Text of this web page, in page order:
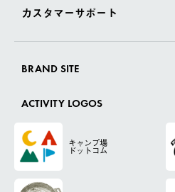
カスタマーサポート
BRAND SITE
ACTIVITY LOGOS
キャンプ場
ドットコム